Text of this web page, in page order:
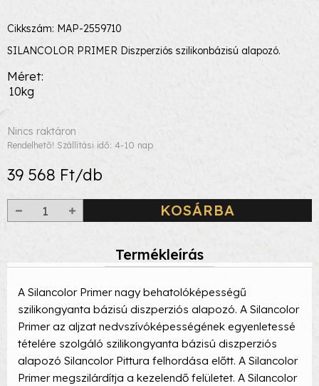
Cikkszám: MAP-2559710
SILANCOLOR PRIMER Diszperziós szilikonbázisú alapozó.
Méret
10kg
Nincs raktáron
Rendelhető! Szállítási idő: 4-10 nap
39 568 Ft/db
KOSÁRBA
Termékleírás
A Silancolor Primer nagy behatolóképességű
szilikongyanta bázisú diszperziós alapozó. A Silancolor
Primer az aljzat nedvszívóképességének egyenletessé
tételére szolgáló szilikongyanta bázisú diszperziós
alapozó Silancolor Pittura felhordása előtt. A Silancolor
Primer megszilárdítja a kezelendő felületet. A Silancolor